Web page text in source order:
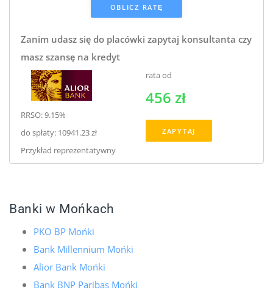
Zanim udasz się do placówki zapytaj konsultanta czy
masz szansę na kredyt
RRSO: 9.15%
do spłaty: 10941.23 zł
Przykład reprezentatywny
rata od
456 zł
ZAPYTAJ
Banki w Mońkach
PKO BP Mońki
Bank Millennium Mońki
Alior Bank Mońki
Bank BNP Paribas Mońki